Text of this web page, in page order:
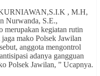
, M.H,
Nurwanda, S.E.,
merupakan kegiatan rutin
mako Polsek Jawilan
anggota mengontrol
adanya gangguan
Polsek Jawilan, ” Ucapnya.